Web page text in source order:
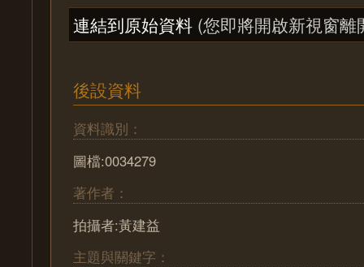
連結到原始資料 (您即將開啟新視窗離
後設資料
資料識別：
圖檔:0034279
著作者：
拍攝者:黃建益
主題與關鍵字：